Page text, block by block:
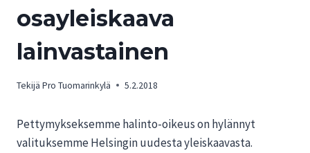
osayleiskaava
lainvastainen
Tekijä Pro Tuomarinkylä 5.2.2018
Pettymykseksemme halinto-oikeus on hylännyt
valituksemme Helsingin uudesta yleiskaavasta.